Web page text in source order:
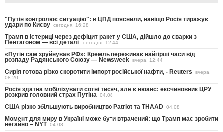
"Путін контролює ситуацію": в ЦПД пояснили, навіщо Росія тиражує
удари по Києву сегодня, 16:28
Трамп в істериці через дефіцит ракет у США, дійшло до сварки з
Пентагоном — всі деталі сегодня, 12:44
«Путін сам зруйнував РФ»: Кремль переживає найгірші часи від
розпаду Радянського Союзу — Newsweek вчера, 12:44
Сирія готова різко скоротити імпорт російської нафти, - Reuters
вчера,
08:20
Росія здатна мобілізувати сотні тисяч, але є нюанс: ексчиновник ЦРУ
розкрив головний страх Путіна 04.08
США різко збільшують виробництво Patriot та THAAD 04.08
Момент для миру в Україні може бути втрачений: що Трамп має зробити
негайно – NYT 04.08